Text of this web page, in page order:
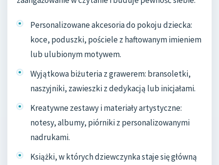
Personalizowane akcesoria do pokoju dziecka:
koce, poduszki, pościele z haftowanym imieniem
lub ulubionym motywem.
Wyjątkowa biżuteria z grawerem: bransoletki,
naszyjniki, zawieszki z dedykacją lub inicjałami.
Kreatywne zestawy i materiały artystyczne:
notesy, albumy, piórniki z personalizowanymi
nadrukami.
Książki, w których dziewczynka staje się główną